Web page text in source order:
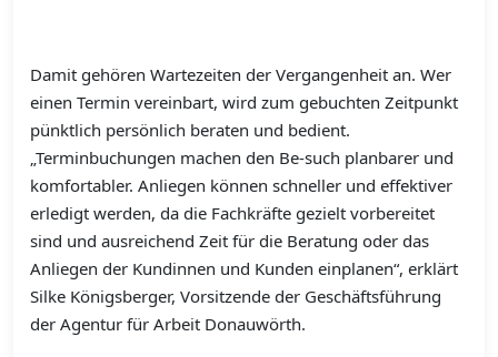
Damit gehören Wartezeiten der Vergangenheit an. Wer
einen Termin vereinbart, wird zum gebuchten Zeitpunkt
pünktlich persönlich beraten und bedient.
„Terminbuchungen machen den Be-such planbarer und
komfortabler. Anliegen können schneller und effektiver
erledigt werden, da die Fachkräfte gezielt vorbereitet
sind und ausreichend Zeit für die Beratung oder das
Anliegen der Kundinnen und Kunden einplanen“, erklärt
Silke Königsberger, Vorsitzende der Geschäftsführung
der Agentur für Arbeit Donauwörth.